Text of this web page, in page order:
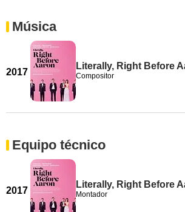
Música
2017
Literally, Right Before
Compositor
Equipo técnico
2017
Literally, Right Before
Montador